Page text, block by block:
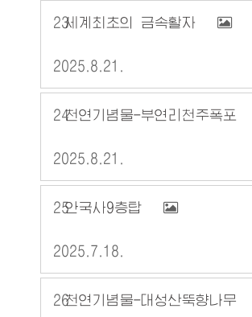
23세계최초의 금속활자
2025.8.21.
24천연기념물-부연리천주폭포
2025.8.21.
25안국사9층탑
2025.7.18.
26천연기념물-대성산뚝향나무